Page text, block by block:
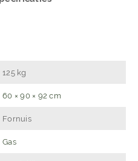
125 kg
60 × 90 × 92 cm
Fornuis
Gas